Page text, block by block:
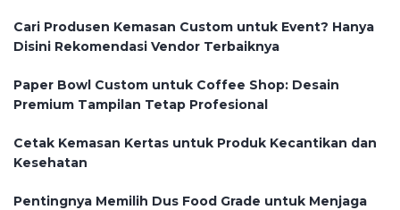
Cari Produsen Kemasan Custom untuk Event? Hanya
Disini Rekomendasi Vendor Terbaiknya
Paper Bowl Custom untuk Coffee Shop: Desain
Premium Tampilan Tetap Profesional
Cetak Kemasan Kertas untuk Produk Kecantikan dan
Kesehatan
Pentingnya Memilih Dus Food Grade untuk Menjaga